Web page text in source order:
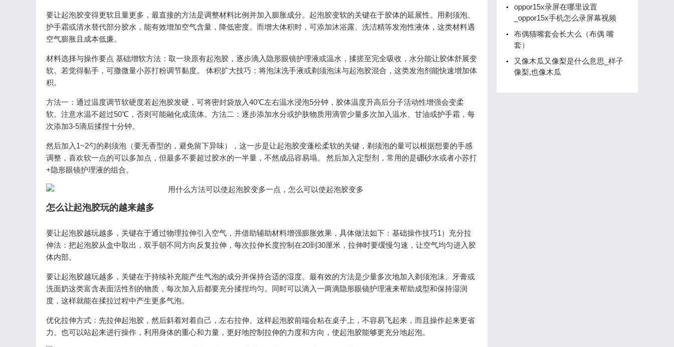
要让起泡胶变得更软且量更多，最直接的方法是调整材料比例并加入膨胀成分。起泡胶变软的关键在于胶体的延展性。用剃须泡、
护手霜或清水替代部分胶水，能有效增加空气含量，降低密度。而增大体积时，可添加沐浴露、洗洁精等发泡性液体，这类材料遇
空气膨胀且成本低廉。
材料选择与操作要点 基础增软方法：取一块原有起泡胶，逐步滴入隐形眼镜护理液或温水，揉搓至完全吸收，水分能让胶体舒展变
软。若觉得黏手，可撒微量小苏打粉调节黏度。 体积扩大技巧：将泡沫洗手液或剃须泡沫与起泡胶混合，这类发泡剂能快速增加体
积。
方法一：通过温度调节软硬度若起泡胶发硬，可将密封袋放入40℃左右温水浸泡5分钟，胶体温度升高后分子活动性增强会变柔
软。注意水温不超过50℃，否则可能融化成流体。方法二：逐步添加水分或护肤物质用滴管少量多次加入温水、甘油或护手霜，每
次添加3-5滴后揉捏十分钟。
然后加入1~2勺的剃须泡（要无香型的，避免留下异味），这一步是让起泡胶变蓬松柔软的关键，剃须泡的量可以根据想要的手感
调整，喜欢软一点的可以多加点，但最多不要超过胶水的一半量，不然成品容易塌。 然后加入定型剂，常用的是硼砂水或者小苏打
+隐形眼镜护理液的组合。
怎么让起泡胶玩的越来越多
要让起泡胶越玩越多，关键在于通过物理拉伸引入空气，并借助辅助材料增强膨胀效果，具体做法如下：基础操作技巧1）充分拉
伸法：把起泡胶从盒中取出，双手朝不同方向反复拉伸，每次拉伸长度控制在20到30厘米，拉伸时要缓慢匀速，让空气均匀进入胶
体内部。
要让起泡胶越玩越多，关键在于持续补充能产生气泡的成分并保持合适的湿度。最有效的方法是少量多次地加入剃须泡沫、牙膏或
洗面奶这类富含表面活性剂的物质，每次加入后都要充分揉捏均匀。同时可以滴入一两滴隐形眼镜护理液来帮助成型和保持湿润
度，这样就能在揉拉过程中产生更多气泡。
优化拉伸方式：先拉伸起泡胶，然后斜着对着自己，左右拉伸。这样起泡胶前端会粘在桌子上，不容易飞起来，而且操作起来更省
力。也可以站起来进行操作，利用身体的重心和力量，更好地控制拉伸的力度和方向，使起泡胶能够更充分地起泡。
oppor15x录屏在哪里设置
_oppor15x手机怎么录屏幕视频
布偶猫嘴套会长大么（布偶 嘴
套）
又像木瓜又像梨是什么意思_样子
像梨,也像木瓜